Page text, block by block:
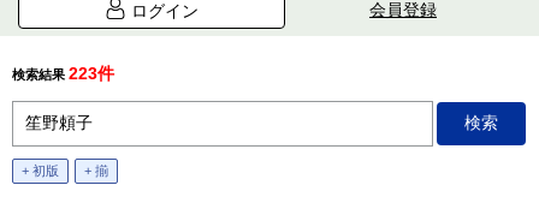
ログイン 会員登録
検索結果 223件
+ 初版 + 揃